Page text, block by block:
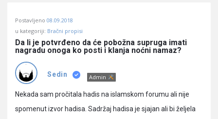
Učene
Latest
Pitanja
Postavljeno 08.09.2018
u kategoriji: Bračni propisi
Da li je potvrđeno da će pobožna supruga imati
nagradu onoga ko posti i klanja noćni namaz?
Sedin Admin
Nekada sam pročitala hadis na islamskom forumu ali nije
spomenut izvor hadisa. Sadržaj hadisa je sjajan ali bi željela